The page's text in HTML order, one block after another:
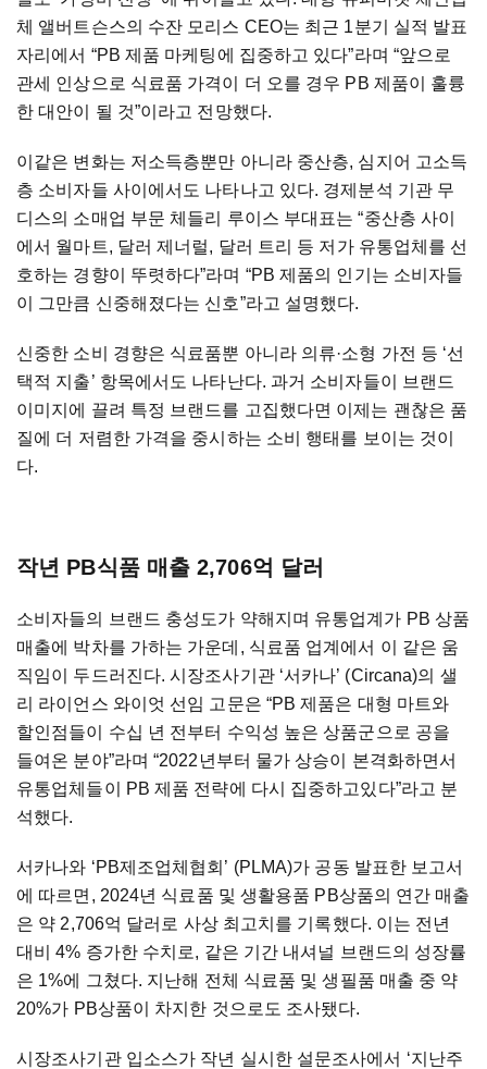
체 앨버트슨스의 수잔 모리스 CEO는 최근 1분기 실적 발표
자리에서 “PB 제품 마케팅에 집중하고 있다”라며 “앞으로
관세 인상으로 식료품 가격이 더 오를 경우 PB 제품이 훌륭
한 대안이 될 것”이라고 전망했다.
이같은 변화는 저소득층뿐만 아니라 중산층, 심지어 고소득
층 소비자들 사이에서도 나타나고 있다. 경제분석 기관 무
디스의 소매업 부문 체들리 루이스 부대표는 “중산층 사이
에서 월마트, 달러 제너럴, 달러 트리 등 저가 유통업체를 선
호하는 경향이 뚜렷하다”라며 “PB 제품의 인기는 소비자들
이 그만큼 신중해졌다는 신호”라고 설명했다.
신중한 소비 경향은 식료품뿐 아니라 의류·소형 가전 등 ‘선
택적 지출’ 항목에서도 나타난다. 과거 소비자들이 브랜드
이미지에 끌려 특정 브랜드를 고집했다면 이제는 괜찮은 품
질에 더 저렴한 가격을 중시하는 소비 행태를 보이는 것이
다.
작년 PB식품 매출 2,706억 달러
소비자들의 브랜드 충성도가 약해지며 유통업계가 PB 상품
매출에 박차를 가하는 가운데, 식료품 업계에서 이 같은 움
직임이 두드러진다. 시장조사기관 ‘서카나’ (Circana)의 샐
리 라이언스 와이엇 선임 고문은 “PB 제품은 대형 마트와
할인점들이 수십 년 전부터 수익성 높은 상품군으로 공을
들여온 분야”라며 “2022년부터 물가 상승이 본격화하면서
유통업체들이 PB 제품 전략에 다시 집중하고있다”라고 분
석했다.
서카나와 ‘PB제조업체협회’ (PLMA)가 공동 발표한 보고서
에 따르면, 2024년 식료품 및 생활용품 PB상품의 연간 매출
은 약 2,706억 달러로 사상 최고치를 기록했다. 이는 전년
대비 4% 증가한 수치로, 같은 기간 내셔널 브랜드의 성장률
은 1%에 그쳤다. 지난해 전체 식료품 및 생필품 매출 중 약
20%가 PB상품이 차지한 것으로도 조사됐다.
시장조사기관 입소스가 작년 실시한 설문조사에서 ‘지난주